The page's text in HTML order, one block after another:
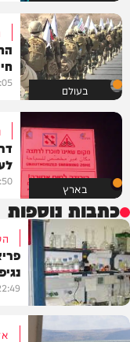
בעולם
בארץ
כתבות נוספות